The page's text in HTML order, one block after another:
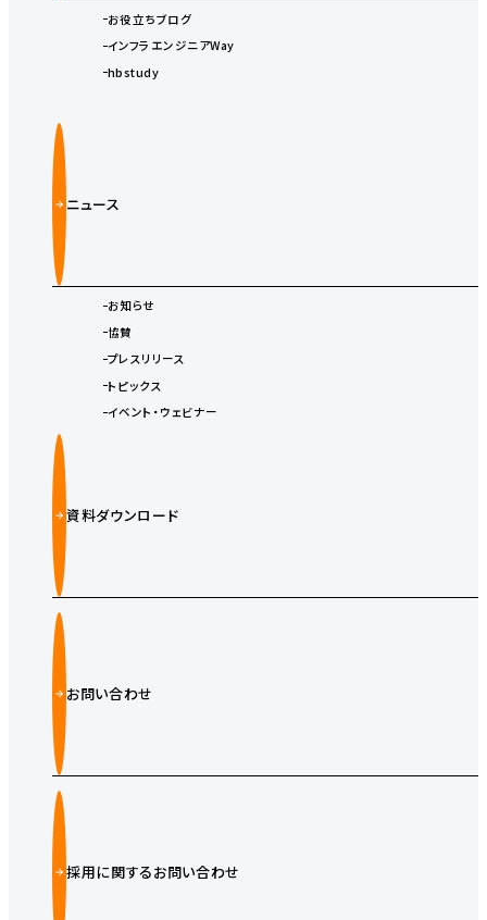
お役立ちブログ
インフラエンジニアWay
hbstudy
ニュース
お知らせ
協賛
プレスリリース
トピックス
イベント・ウェビナー
資料ダウンロード
お問い合わせ
採用に関するお問い合わせ